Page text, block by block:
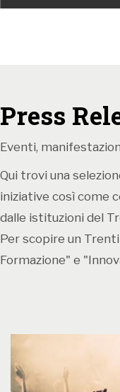
marzocon "Vicini
Los vecinos de
libera e
Informazioni
Per maggiori
Press
Eventi,
Qui trovi una
iniziative così come
dalle istituzioni del
Per scopire un
Formazione" e